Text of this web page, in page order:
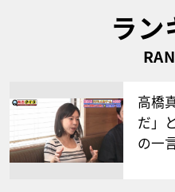
ラン
高橋
だ」
の一